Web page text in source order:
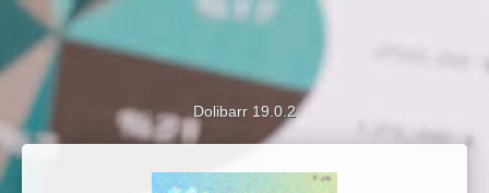
Dolibarr 19.0.2